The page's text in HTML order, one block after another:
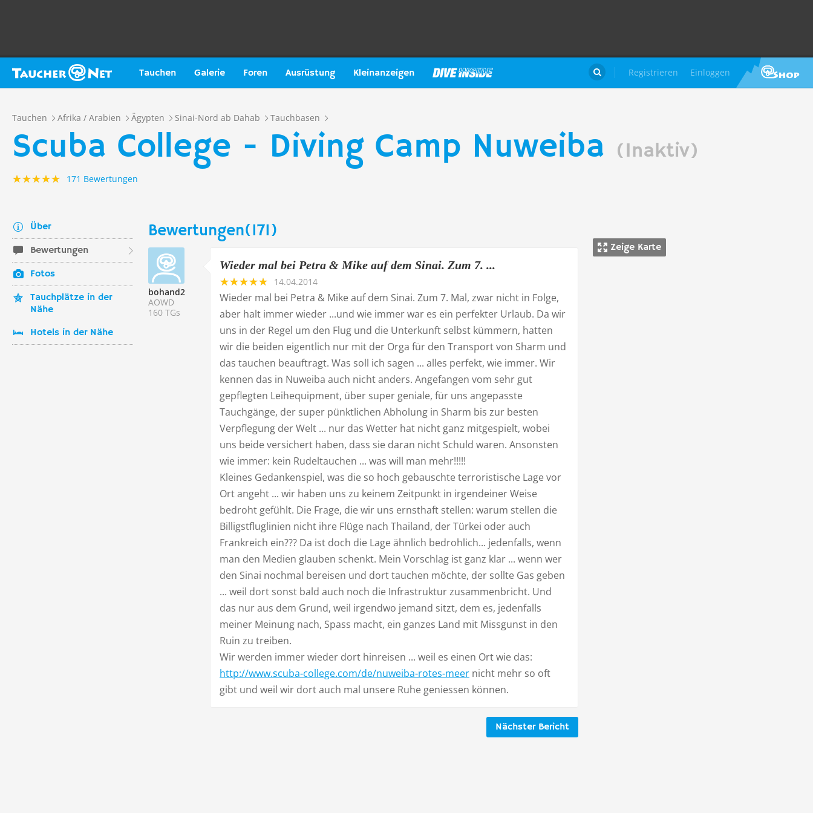
Tauchen Galerie Foren Ausrüstung Kleinanzeigen Registrieren Einloggen

Tauchen Afrika / Arabien Ägypten Sinai-Nord ab Dahab Tauchbasen
Scuba College - Diving Camp Nuweiba (Inaktiv)
171 Bewertungen
Über
Bewertungen
Fotos
Tauchplätze in der
Nähe
Hotels in der Nähe
Zeige Karte
Bewertungen(171)
bohand2
AOWD
160 TGs
Wieder mal bei Petra & Mike auf dem Sinai. Zum 7. ...
14.04.2014
Wieder mal bei Petra & Mike auf dem Sinai. Zum 7. Mal, zwar nicht in Folge,
aber halt immer wieder ...und wie immer war es ein perfekter Urlaub. Da wir
uns in der Regel um den Flug und die Unterkunft selbst kümmern, hatten
wir die beiden eigentlich nur mit der Orga für den Transport von Sharm und
das tauchen beauftragt. Was soll ich sagen ... alles perfekt, wie immer. Wir
kennen das in Nuweiba auch nicht anders. Angefangen vom sehr gut
gepflegten Leihequipment, über super geniale, für uns angepasste
Tauchgänge, der super pünktlichen Abholung in Sharm bis zur besten
Verpflegung der Welt ... nur das Wetter hat nicht ganz mitgespielt, wobei
uns beide versichert haben, dass sie daran nicht Schuld waren. Ansonsten
wie immer: kein Rudeltauchen ... was will man mehr!!!!!
Kleines Gedankenspiel, was die so hoch gebauschte terroristische Lage vor
Ort angeht ... wir haben uns zu keinem Zeitpunkt in irgendeiner Weise
bedroht gefühlt. Die Frage, die wir uns ernsthaft stellen: warum stellen die
Billigstfluglinien nicht ihre Flüge nach Thailand, der Türkei oder auch
Frankreich ein??? Da ist doch die Lage ähnlich bedrohlich... jedenfalls, wenn
man den Medien glauben schenkt. Mein Vorschlag ist ganz klar ... wenn wer
den Sinai nochmal bereisen und dort tauchen möchte, der sollte Gas geben
... weil dort sonst bald auch noch die Infrastruktur zusammenbricht. Und
das nur aus dem Grund, weil irgendwo jemand sitzt, dem es, jedenfalls
meiner Meinung nach, Spass macht, ein ganzes Land mit Missgunst in den
Ruin zu treiben.
Wir werden immer wieder dort hinreisen ... weil es einen Ort wie das:
http://www.scuba-college.com/de/nuweiba-rotes-meer nicht mehr so oft
gibt und weil wir dort auch mal unsere Ruhe geniessen können.
Nächster Bericht